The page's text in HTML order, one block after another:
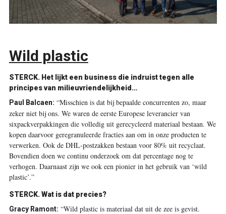
Wild plastic
STERCK. Het lijkt een business die indruist tegen alle
principes van milieuvriendelijkheid…
Paul Balcaen: “Misschien is dat bij bepaalde concurrenten zo, maar
zeker niet bij ons. We waren de eerste Europese leverancier van
sixpackverpakkingen die volledig uit gerecycleerd materiaal bestaan. We
kopen daarvoor geregranuleerde fracties aan om in onze producten te
verwerken. Ook de DHL-postzakken bestaan voor 80% uit recyclaat.
Bovendien doen we continu onderzoek om dat percentage nog te
verhogen. Daarnaast zijn we ook een pionier in het gebruik van ‘wild
plastic’.”
STERCK. Wat is dat precies?
Gracy Ramont: “Wild plastic is materiaal dat uit de zee is gevist.